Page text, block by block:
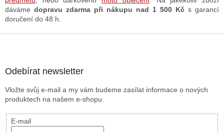
dáváme dopravu zdarma při nákupu nad 1 500 Kč s garancí
doručení do 48 h.
Odebírat newsletter
Vložte svůj e-mail a my vám budeme zasílat informace o nových
produktech na našem e-shopu.
E-mail